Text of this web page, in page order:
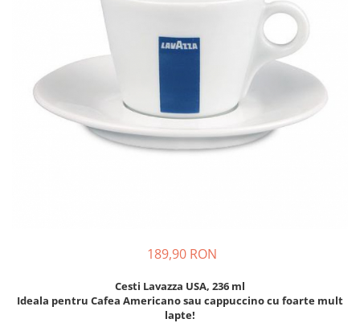
Nespresso Professional
Cremesso
Cafissimo
Tassimo
Cafea macinata
189,90 RON
Cesti Lavazza USA, 236 ml
Ideala pentru Cafea Americano sau cappuccino cu foarte mult
lapte!